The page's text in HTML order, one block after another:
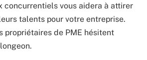
concurrentiels vous aidera à attirer
talents pour votre entreprise.
propriétaires de PME hésitent